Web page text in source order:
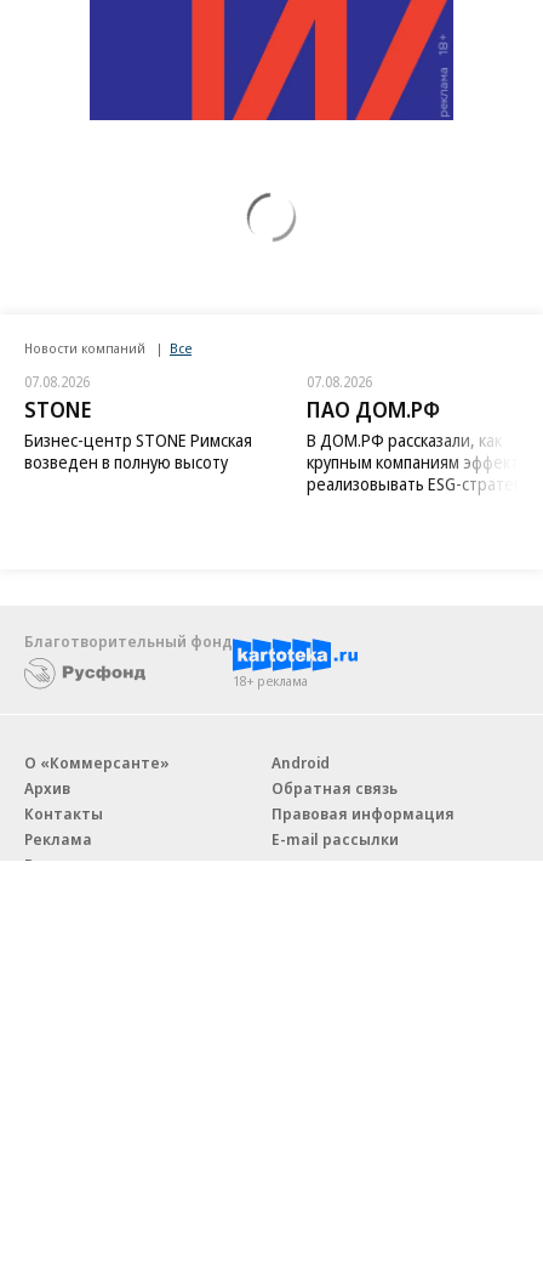
Новости компаний Все
07.08.2026
STONE
Бизнес-центр STONE Римская
возведен в полную высоту
07.08.2026
ПАО ДОМ.РФ
В ДОМ.РФ рассказали, как
крупным компаниям
реализовывать ESG-стратегию
Благотворительный фонд
18+ реклама
О «Коммерсанте»
Архив
Контакты
Реклама
Вакансии
Android
Обратная связь
Правовая информация
E-mail рассылки